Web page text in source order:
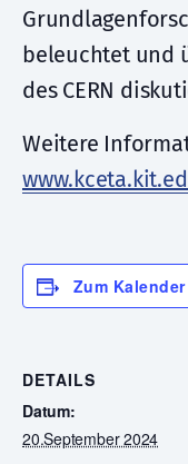
beleuchtet und
des CERN
Weitere
Zum
DETAILS
Datum:
20.September 2024